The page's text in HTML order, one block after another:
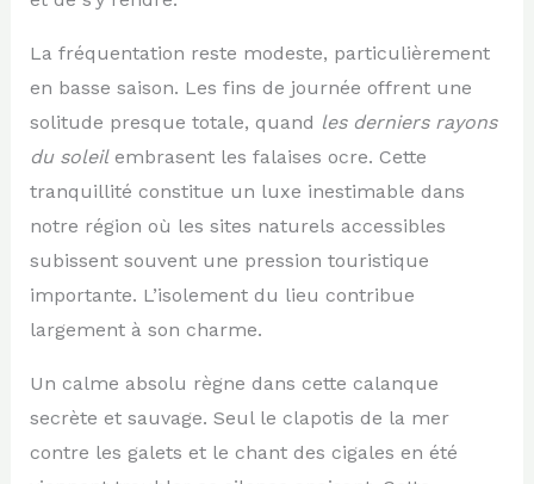
La fréquentation reste modeste, particulièrement
en basse saison. Les fins de journée offrent une
solitude presque totale, quand les derniers rayons
du soleilembrasent les falaises ocre. Cette
tranquillité constitue un luxe inestimable dans
notre région où les sites naturels accessibles
subissent souvent une pression touristique
importante. L’isolement du lieu contribue
largement à son charme.
Un calme absolu règne dans cette calanque
secrète et sauvage. Seul le clapotis de la mer
contre les galets et le chant des cigales en été